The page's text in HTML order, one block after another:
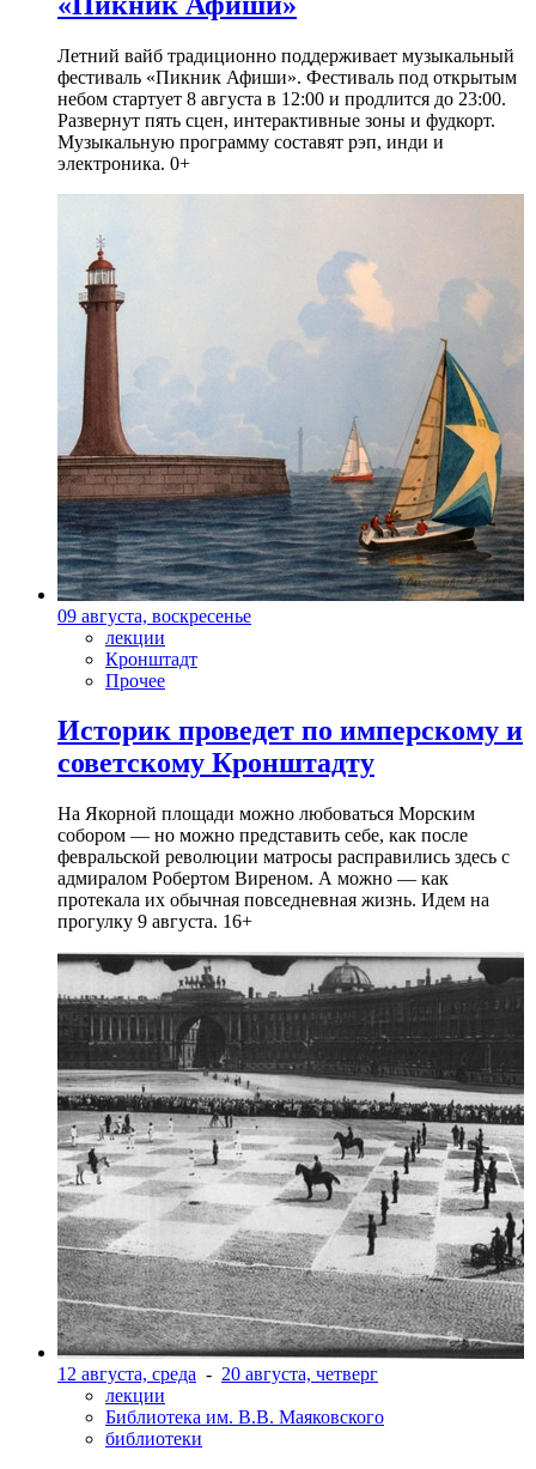
Летний вайб традиционно поддерживает музыкальный
фестиваль «Пикник Афиши». Фестиваль под открытым
небом стартует 8 августа в 12:00 и продлится до 23:00.
Развернут пять сцен, интерактивные зоны и фудкорт.
Музыкальную программу составят рэп, инди и
электроника. 0+
09 августа, воскресенье
лекции
Кронштадт
Прочее
Историк проведет по имперскому и
советскому Кронштадту
На Якорной площади можно любоваться Морским
собором — но можно представить себе, как после
февральской революции матросы расправились здесь с
адмиралом Робертом Виреном. А можно — как
протекала их обычная повседневная жизнь. Идем на
прогулку 9 августа. 16+
12 августа, среда - 20 августа, четверг
лекции
Библиотека им. В.В. Маяковского
библиотеки